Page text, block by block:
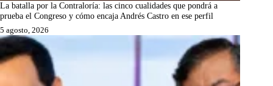
La batalla por la Contraloría: las cinco cualidades que pondrá a
prueba el Congreso y cómo encaja Andrés Castro en ese perfil
5 agosto, 2026